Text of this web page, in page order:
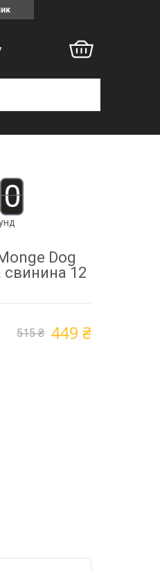
0
Dog
свинина 12
515 ₴ 449 ₴